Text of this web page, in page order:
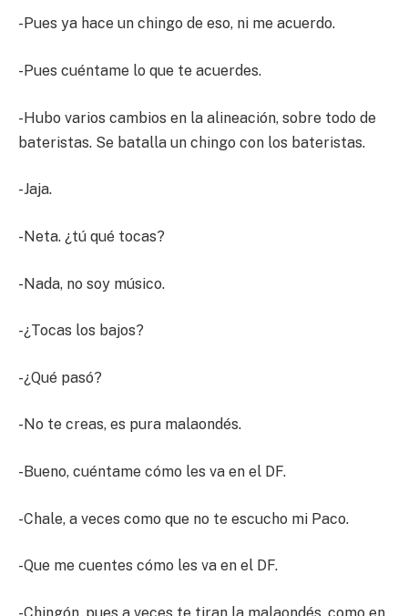
-Pues ya hace un chingo de eso, ni me acuerdo.
-Pues cuéntame lo que te acuerdes.
-Hubo varios cambios en la alineación, sobre todo de
bateristas. Se batalla un chingo con los bateristas.
-Jaja.
-Neta. ¿tú qué tocas?
-Nada, no soy músico.
-¿Tocas los bajos?
-¿Qué pasó?
-No te creas, es pura malaondés.
-Bueno, cuéntame cómo les va en el DF.
-Chale, a veces como que no te escucho mi Paco.
-Que me cuentes cómo les va en el DF.